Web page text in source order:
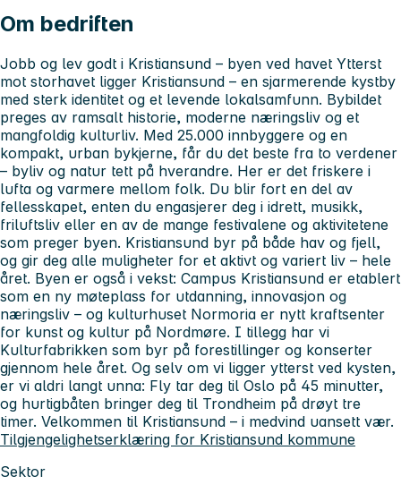
Om bedriften
Jobb og lev godt i Kristiansund – byen ved havet Ytterst
mot storhavet ligger Kristiansund – en sjarmerende kystby
med sterk identitet og et levende lokalsamfunn. Bybildet
preges av ramsalt historie, moderne næringsliv og et
mangfoldig kulturliv. Med 25.000 innbyggere og en
kompakt, urban bykjerne, får du det beste fra to verdener
– byliv og natur tett på hverandre. Her er det friskere i
lufta og varmere mellom folk. Du blir fort en del av
fellesskapet, enten du engasjerer deg i idrett, musikk,
friluftsliv eller en av de mange festivalene og aktivitetene
som preger byen. Kristiansund byr på både hav og fjell,
og gir deg alle muligheter for et aktivt og variert liv – hele
året. Byen er også i vekst: Campus Kristiansund er etablert
som en ny møteplass for utdanning, innovasjon og
næringsliv – og kulturhuset Normoria er nytt kraftsenter
for kunst og kultur på Nordmøre. I tillegg har vi
Kulturfabrikken som byr på forestillinger og konserter
gjennom hele året. Og selv om vi ligger ytterst ved kysten,
er vi aldri langt unna: Fly tar deg til Oslo på 45 minutter,
og hurtigbåten bringer deg til Trondheim på drøyt tre
timer. Velkommen til Kristiansund – i medvind uansett vær.
Tilgjengelighetserklæring for Kristiansund kommune
Sektor